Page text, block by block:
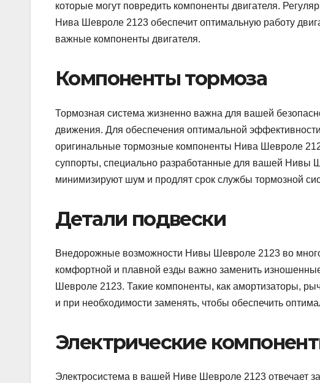
которые могут повредить компоненты двигателя.
Нива Шевроле 2123 обеспечит оптимальную работу
важные компоненты двигателя.
Компоненты тормоза
Тормозная система жизненно важна для вашей
движения. Для обеспечения оптимальной
оригинальные тормозные компоненты Нива Шевроле
суппорты, специально разработанные для вашей Нивы
минимизируют шум и продлят срок службы тормозной
Детали подвески
Внедорожные возможности Нивы Шевроле 2123 во
комфортной и плавной езды важно заменить
Шевроле 2123. Такие компоненты, как амортизаторы,
и при необходимости заменять, чтобы обеспечить
Электрические
Электросистема в вашей Ниве Шевроле 2123 отвечает